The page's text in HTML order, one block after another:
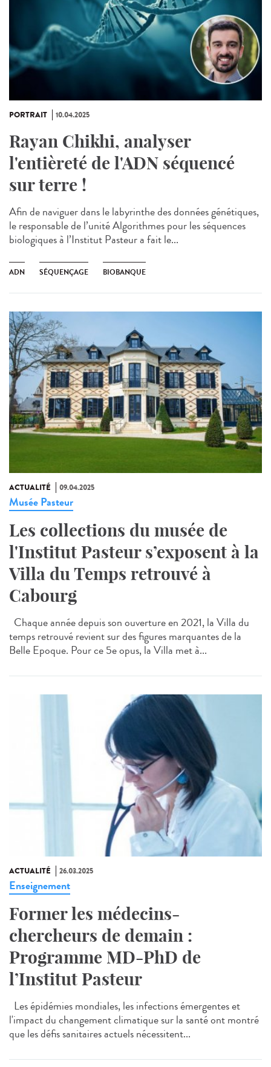
PORTRAIT 10.04.2025
Rayan Chikhi, analyser
l'entièreté de l'ADN séquencé
sur terre !
Afin de naviguer dans le labyrinthe des données génétiques,
le responsable de l’unité Algorithmes pour les séquences
biologiques à l’Institut Pasteur a fait le...
ADN SÉQUENÇAGE BIOBANQUE
ACTUALITÉ 09.04.2025
Musée Pasteur
Les collections du musée de
l'Institut Pasteur s’exposent à la
Villa du Temps retrouvé à
Cabourg
Chaque année depuis son ouverture en 2021, la Villa du
temps retrouvé revient sur des figures marquantes de la
Belle Epoque. Pour ce 5e opus, la Villa met à...
ACTUALITÉ 26.03.2025
Enseignement
Former les médecins-
chercheurs de demain :
Programme MD-PhD de
l’Institut Pasteur
Les épidémies mondiales, les infections émergentes et
l'impact du changement climatique sur la santé ont montré
que les défis sanitaires actuels nécessitent...